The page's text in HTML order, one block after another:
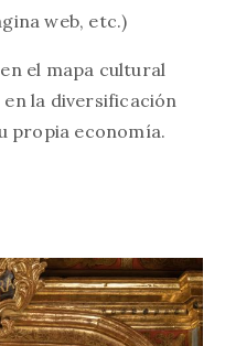
web, etc.)
el mapa cultural
la diversificación
propia economía.